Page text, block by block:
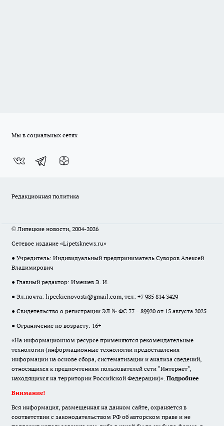
Мы в социальных сетях
Редакционная политика
© Липецкие новости, 2004-2026
Сетевое издание «Lipetsknews.ru»
● Учредитель: Индивидуальный предприниматель Суворов Алексей
Владимирович
● Главный редактор: Имешев Э. И.
● Эл.почта: lipeckienovosti@gmail.com, тел: +7 985 814 3429
● Свидетельство о регистрации ЭЛ № ФС 77 – 89920 от 15 августа 2025
● Ограничение по возрасту: 16+
«На информационном ресурсе применяются рекомендательные
технологии (информационные технологии предоставления
информации на основе сбора, систематизации и анализа сведений,
относящихся к предпочтениям пользователей сети "Интернет",
находящихся на территории Российской Федерации)». Подробнее
Внимание!
Вся информация, размещенная на данном сайте, охраняется в
соответствии с законодательством РФ об авторском праве и не